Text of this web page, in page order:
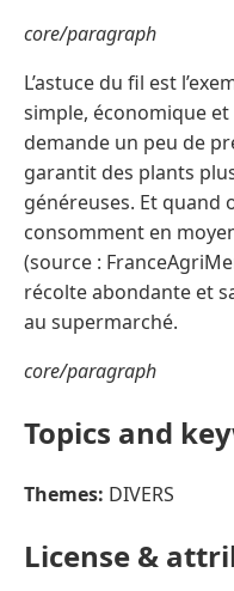
core/paragraph
L’astuce du fil est
simple, économique
demande un peu de
garantit des plants
généreuses. Et quand
consomment en
(source :
récolte abondante et
au supermarché.
core/paragraph
Topics and
Themes: DIVERS
License &